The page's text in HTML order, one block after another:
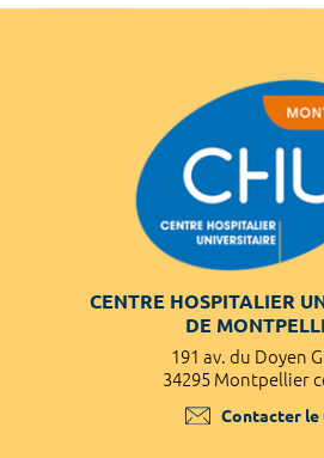
CENTRE HOSPITALIER
DE
191 av. du Doyen
34295 Montpellier
Contacter le